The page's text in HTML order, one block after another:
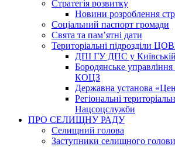
Стратегія розвитку
Новини розроблення
Соціальний паспорт громади
Свята та пам’ятні дати
Територіальні підрозділи
ДПІ ГУ ДПС у Київській
Бородянське управління
КОЦЗ
Державна установа
Регіональні
Нацсоцслужби
ПРО СЕЛИЩНУ РАДУ
Селищний голова
Заступники селищного голови